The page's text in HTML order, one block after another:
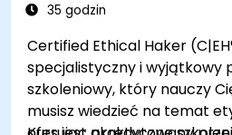
35 godzin
Certified Ethical Haker
specjalistyczny i wyjątkowy
szkoleniowy, który nauczy
musisz wiedzieć na temat